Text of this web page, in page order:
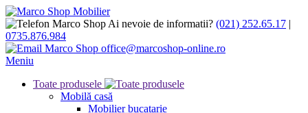
Ai nevoie de informatii? (021) 252.65.17 |
0735.876.984
office@marcoshop-online.ro
Meniu
Toate produsele
Mobilă casă
Mobilier bucatarie